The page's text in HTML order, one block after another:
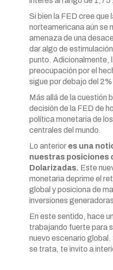
Si bien la FED cree que
norteamericana aún se
amenaza de una
dar algo de
punto. Adicionalmente,
preocupación por el
sigue por debajo del 2%
Más allá de la cuestión
decisión de la FED de
política monetaria de
centrales del mundo.
Lo anterior es una
nuestras posiciones
Dolarizadas. Este
monetaria deprime el
global y posiciona de
inversiones
En este sentido, hace
trabajando fuerte para
nuevo escenario
se trata, te invito a